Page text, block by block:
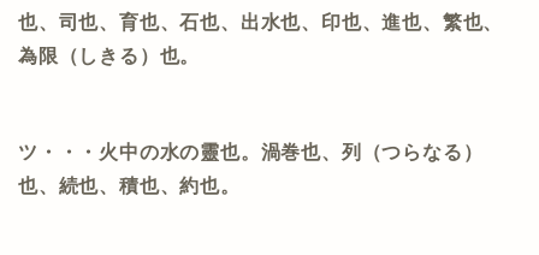
也、司也、育也、石也、出水也、印也、進也、繁也、
為限（しきる）也。
ツ・・・火中の水の靈也。渦巻也、列（つらなる）
也、続也、積也、約也。